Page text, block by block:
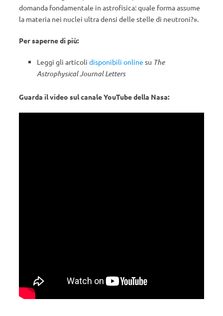
domanda fondamentale in astrofisica: quale forma assume
la materia nei nuclei ultra densi delle stelle di neutroni?».
Per saperne di più:
Leggi gli articoli disponibili online su The
Astrophysical Journal Letters
Guarda il video sul canale YouTube della Nasa: